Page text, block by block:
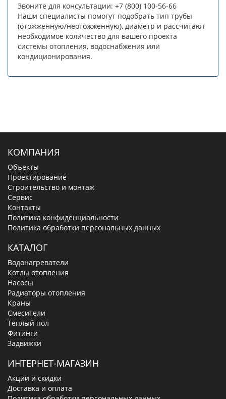
Звоните для консультации: +7 (800) 100-56-66
Наши специалисты помогут подобрать тип трубы
(отожженную/неотожженную), диаметр и рассчитают
необходимое количество для вашего проекта
системы отопления, водоснабжения или
кондиционирования.
КОМПАНИЯ
Объекты
Проектирование
Строительство и монтаж
Сервис
Контакты
Политика конфиденциальности
Политика обработки персональных данных
КАТАЛОГ
Водонагреватели
Котлы отопления
Насосы
Радиаторы отопления
Краны
Смесители
Теплый пол
Фитинги
Задвижки
ИНТЕРНЕТ-МАГАЗИН
Акции и скидки
Доставка и оплата